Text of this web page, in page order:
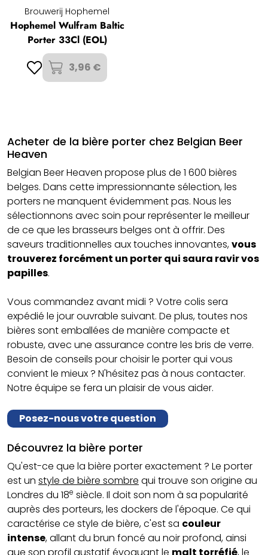
Brouwerij Hophemel
Hophemel Wulfram Baltic
Porter 33Cl (EOL)
3,96 €
Acheter de la bière porter chez Belgian Beer
Heaven
Belgian Beer Heaven propose plus de 1 600 bières
belges. Dans cette impressionnante sélection, les
porters ne manquent évidemment pas. Nous les
sélectionnons avec soin pour représenter le meilleur
de ce que les brasseurs belges ont à offrir. Des
saveurs traditionnelles aux touches innovantes,vous
trouverez forcément un porter qui saura ravir vos
papilles.
Vous commandez avant midi ? Votre colis sera
expédié le jour ouvrable suivant. De plus, toutes nos
bières sont emballées de manière compacte et
robuste, avec une assurance contre les bris de verre.
Besoin de conseils pour choisir le porter qui vous
convient le mieux ? N'hésitez pas à nous contacter.
Notre équipe se fera un plaisir de vous aider.
Posez-nous votre question
Découvrez la bière porter
Qu'est-ce que la bière porter exactement ? Le porter
est un style de bière sombre qui trouve son origine au
Londres du 18e siècle. Il doit son nom à sa popularité
auprès des porteurs, les dockers de l'époque. Ce qui
caractérise ce style de bière, c'est sa couleur
intense, allant du brun foncé au noir profond, ainsi